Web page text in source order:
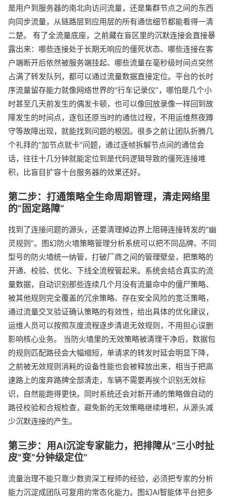
是用户到服务器的南北向访问流量，还是集群节点之间的东西
向同步流量，从链路层到应用层的所有通信细节都能看得一清
二楚。 有了全流量底座，之前藏在盲区里的沉默连接会直接暴
露出来：哪些连接处于长期无响应的僵死状态、哪些连接在客
户端断开后依然被服务端挂起、哪些流量在毫秒级时间点突然
占满了转发队列，都可以通过流量数据直接定位。平台的长时
序流量留存能力就像网络世界的“行车记录仪”，哪怕是几个小
时甚至几天前发生的偶发卡顿，也可以像回放录像一样回到故
障发生的时间点，逐包还原当时的通信过程，不用运维熬夜蹲
守等故障出现，就能找到问题的根因。很多之前让团队折腾几
个礼拜的“加节点就卡”问题，通过逐帧拆解节点间的通信会
话，往往十几分钟就能定位到是代码逻辑导致的僵死连接堆
积，比盲目扩容十台服务器的效果还好。
第二步：打通策略全生命周期管理，清走网络里
的“固定路障”
找到了连接问题的源头，还要清理掉边界上阻碍连接转发的“幽
灵规则”。图幻防火墙策略管理分析系统可以把不同品牌、不同
型号的防火墙统一纳管，打破厂商之间的管理壁垒，把策略的
开通、校验、优化、下线全流程管起来。系统会结合真实的流
量数据，自动识别那些连续几个月没有流量命中的僵尸策略、
被其他规则完全覆盖的冗余策略、存在安全风险的宽泛策略，
通过流量交叉验证确认策略的有效性，给出具体的优化建议，
运维人员可以按照灰度流程逐步清退无效规则，不用担心误删
影响核心业务。 当防火墙里的无效策略被清理干净后，数据包
的规则匹配路径会大幅缩短，单请求的转发时延会明显下降，
之前被无效规则消耗的设备性能也会被释放出来，相当于把高
速路上的废弃路牌全部清走，车辆不需要再挨个识别无效标
识，自然能跑得更快。同时系统还会对新开通的策略做自动的
路径校验和合规检查，避免新的无效策略继续堆积，从源头减
少沉默连接的产生。
第三步：用AI沉淀专家能力，把排障从“三小时扯
皮”变“分钟级定位”
流量治理不能只靠少数资深工程师的经验，必须把专家的分析
能力沉淀成团队可复用的常态化能力。图幻AI智能体平台把多